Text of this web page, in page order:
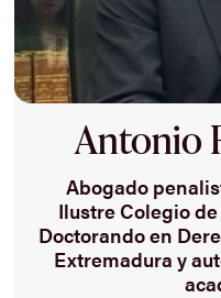
Antonio
Abogado
Ilustre Colegio
Doctorando en
Extremadura y